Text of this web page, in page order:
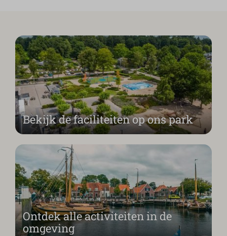
Bekijk de faciliteiten op ons park
Ontdek alle activiteiten in de
omgeving